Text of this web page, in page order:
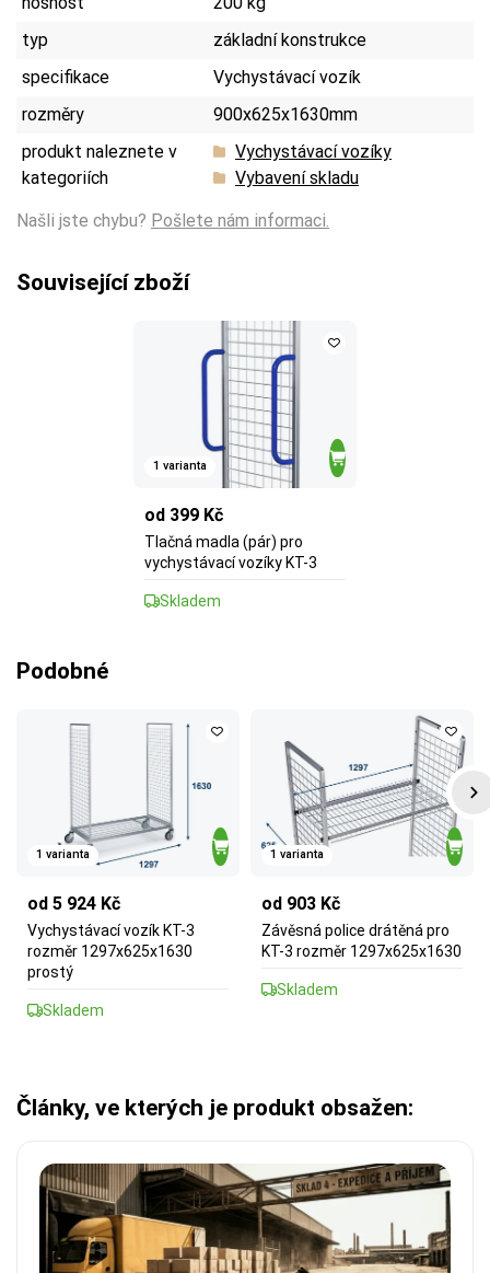
typ
základní konstrukce
specifikace
Vychystávací vozík
rozměry
900x625x1630mm
produkt naleznete v
kategoriích
Vychystávací vozíky
Vybavení skladu
Našli jste chybu? Pošlete nám informaci.
Související zboží
1 varianta
od 399 Kč
Tlačná madla (pár) pro
vychystávací vozíky KT-3
Skladem
Podobné
1 varianta
od 5 924 Kč
Vychystávací vozík KT-3
rozměr 1297x625x1630
prostý
Skladem
1 varianta
od 903 Kč
Závěsná police drátěná pro
KT-3 rozměr 1297x625x1630
Skladem
Články, ve kterých je produkt obsažen: